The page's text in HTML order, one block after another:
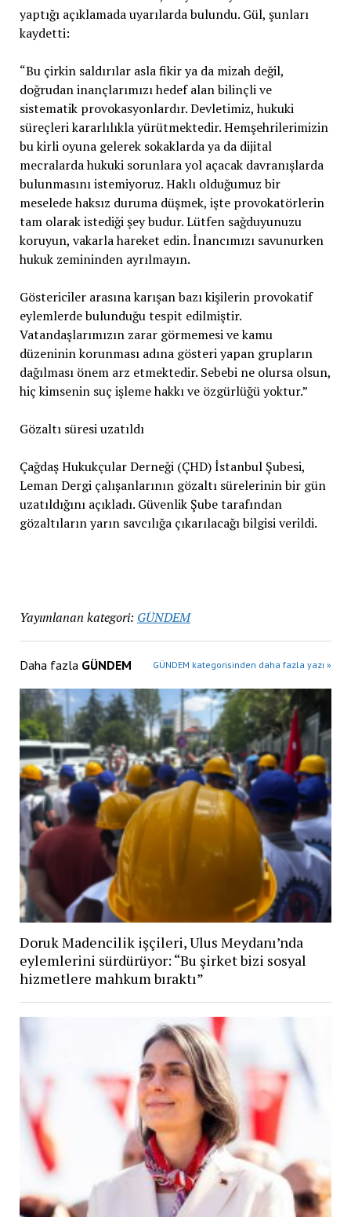
yaptığı açıklamada uyarılarda bulundu. Gül, şunları
kaydetti:
“Bu çirkin saldırılar asla fikir ya da mizah değil,
doğrudan inançlarımızı hedef alan bilinçli ve
sistematik provokasyonlardır. Devletimiz, hukuki
süreçleri kararlılıkla yürütmektedir. Hemşehrilerimizin
bu kirli oyuna gelerek sokaklarda ya da dijital
mecralarda hukuki sorunlara yol açacak davranışlarda
bulunmasını istemiyoruz. Haklı olduğumuz bir
meselede haksız duruma düşmek, işte provokatörlerin
tam olarak istediği şey budur. Lütfen sağduyunuzu
koruyun, vakarla hareket edin. İnancımızı savunurken
hukuk zemininden ayrılmayın.
Göstericiler arasına karışan bazı kişilerin provokatif
eylemlerde bulunduğu tespit edilmiştir.
Vatandaşlarımızın zarar görmemesi ve kamu
düzeninin korunması adına gösteri yapan grupların
dağılması önem arz etmektedir. Sebebi ne olursa olsun,
hiç kimsenin suç işleme hakkı ve özgürlüğü yoktur.”
Gözaltı süresi uzatıldı
Çağdaş Hukukçular Derneği (ÇHD) İstanbul Şubesi,
Leman Dergi çalışanlarının gözaltı sürelerinin bir gün
uzatıldığını açıkladı. Güvenlik Şube tarafından
gözaltıların yarın savcılığa çıkarılacağı bilgisi verildi.
Yayımlanan kategori: GÜNDEM
Daha fazla GÜNDEM GÜNDEM kategorisinden daha fazla yazı »
Doruk Madencilik işçileri, Ulus Meydanı’nda
eylemlerini sürdürüyor: “Bu şirket bizi sosyal
hizmetlere mahkum bıraktı”